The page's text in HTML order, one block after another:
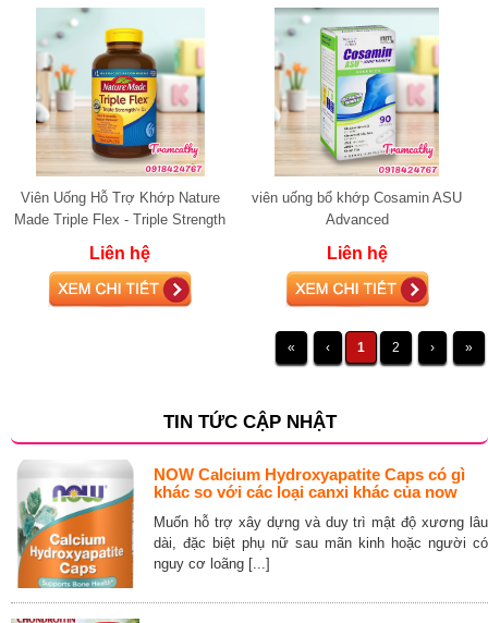
Viên Uống Hỗ Trợ Khớp Nature
Made Triple Flex - Triple Strength
+ D3 glucosamine
Liên hệ
viên uống bổ khớp Cosamin ASU
Advanced
Liên hệ
« ‹ 1 2 › »
TIN TỨC CẬP NHẬT
NOW Calcium Hydroxyapatite Caps có gì
khác so với các loại canxi khác của now
Muốn hỗ trợ xây dựng và duy trì mật độ xương lâu
dài, đặc biệt phụ nữ sau mãn kinh hoặc người có
nguy cơ loãng [...]